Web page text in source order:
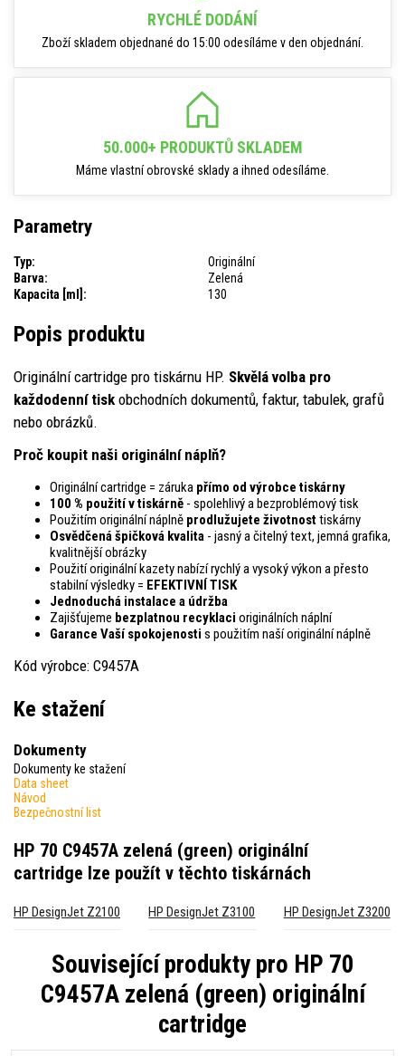
RYCHLÉ DODÁNÍ
Zboží skladem objednané do 15:00 odesíláme v den objednání.
50.000+ PRODUKTŮ SKLADEM
Máme vlastní obrovské sklady a ihned odesíláme.
Parametry
Typ:
Originální
Barva:
Zelená
Kapacita [ml]:
130
Popis produktu
Originální cartridge pro tiskárnu HP. Skvělá volba pro
každodenní tisk obchodních dokumentů, faktur, tabulek, grafů
nebo obrázků.
Proč koupit naši originální náplň?
Originální cartridge = záruka přímo od výrobce tiskárny
100 % použití v tiskárně - spolehlivý a bezproblémový tisk
Použitím originální náplně prodlužujete životnosttiskárny
Osvědčená špičková kvalita - jasný a čitelný text, jemná grafika,
kvalitnější obrázky
Použití originální kazety nabízí rychlý a vysoký výkon a přesto
stabilní výsledky = EFEKTIVNÍ TISK
Jednoduchá instalace a údržba
Zajišťujeme bezplatnou recyklaci originálních náplní
Garance Vaší spokojenosti s použitím naší originální náplně
Kód výrobce: C9457A
Ke stažení
Dokumenty
Dokumenty ke stažení
Data sheet
Návod
Bezpečnostní list
HP 70 C9457A zelená (green) originální
cartridge lze použít v těchto tiskárnách
HP DesignJet Z2100 HP DesignJet Z3100 HP DesignJet Z3200
Související produkty pro HP 70
C9457A zelená (green) originální
cartridge